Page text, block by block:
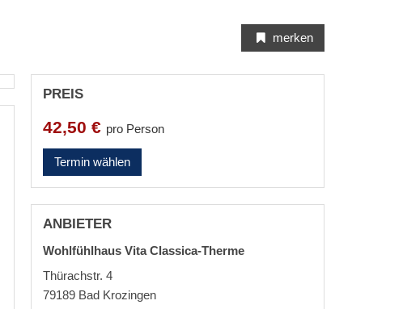
merken
PREIS
42,50 € pro Person
Termin wählen
ANBIETER
Wohlfühlhaus Vita Classica-Therme
Thürachstr. 4
79189 Bad Krozingen